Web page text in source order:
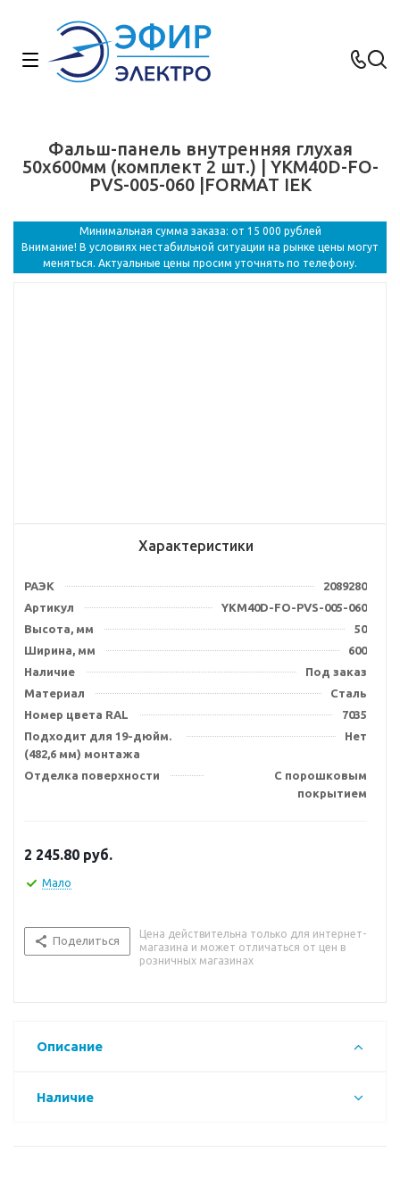
Фальш-панель внутренняя глухая
50х600мм (комплект 2 шт.) | YKM40D-FO-
PVS-005-060 |FORMAT IEK
Минимальная сумма заказа: от 15 000 рублей
Внимание! В условиях нестабильной ситуации на рынке цены могут
меняться. Актуальные цены просим уточнять по телефону.
Характеристики
РАЭК
2089280
Артикул
YKM40D-FO-PVS-005-060
Высота, мм
50
Ширина, мм
600
Наличие
Под заказ
Материал
Сталь
Номер цвета RAL
7035
Подходит для 19-дюйм.
(482,6 мм) монтажа
Нет
Отделка поверхности
С порошковым
покрытием
2 245.80 руб.
Мало
Поделиться
Цена действительна только для интернет-
магазина и может отличаться от цен в
розничных магазинах
Описание
Наличие